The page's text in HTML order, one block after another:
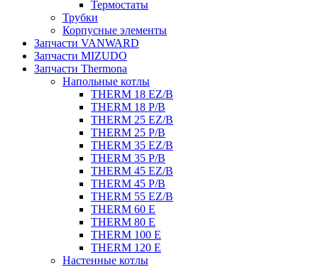
Термостаты
Трубки
Корпусные элементы
Запчасти VANWARD
Запчасти MIZUDO
Запчасти Thermona
Напольные котлы
THERM 18 EZ/B
THERM 18 P/B
THERM 25 EZ/B
THERM 25 P/B
THERM 35 EZ/B
THERM 35 P/B
THERM 45 EZ/B
THERM 45 P/B
THERM 55 EZ/B
THERM 60 E
THERM 80 E
THERM 100 E
THERM 120 E
Настенные котлы